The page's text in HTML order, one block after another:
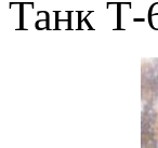
Танк Т-